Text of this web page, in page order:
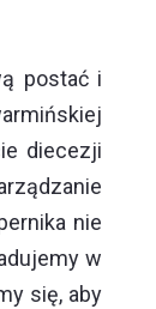
postać i
diecezji
nie
w
się, aby